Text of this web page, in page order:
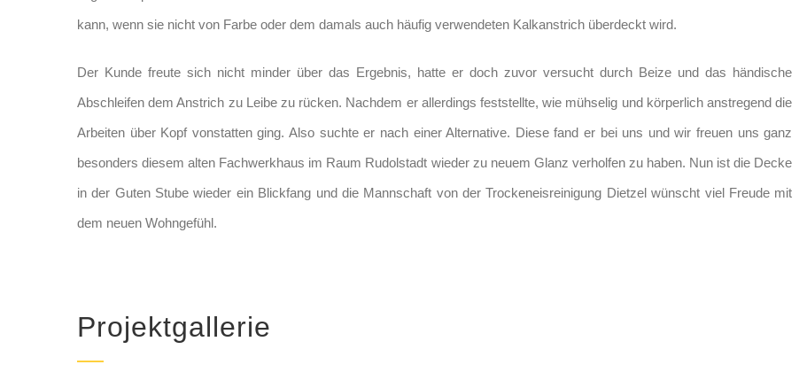
kann, wenn sie nicht von Farbe oder dem damals auch häufig verwendeten Kalkanstrich überdeckt wird.
Der Kunde freute sich nicht minder über das Ergebnis, hatte er doch zuvor versucht durch Beize und das händische
Abschleifen dem Anstrich zu Leibe zu rücken. Nachdem er allerdings feststellte, wie mühselig und körperlich anstregend die
Arbeiten über Kopf vonstatten ging. Also suchte er nach einer Alternative. Diese fand er bei uns und wir freuen uns ganz
besonders diesem alten Fachwerkhaus im Raum Rudolstadt wieder zu neuem Glanz verholfen zu haben. Nun ist die Decke
in der Guten Stube wieder ein Blickfang und die Mannschaft von der Trockeneisreinigung Dietzel wünscht viel Freude mit
dem neuen Wohngefühl.
Projektgallerie